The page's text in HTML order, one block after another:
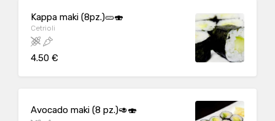
Kappa maki (8pz.)🥒🍣
Cetrioli
4.50 €
Avocado maki (8 pz.)🥑🍣